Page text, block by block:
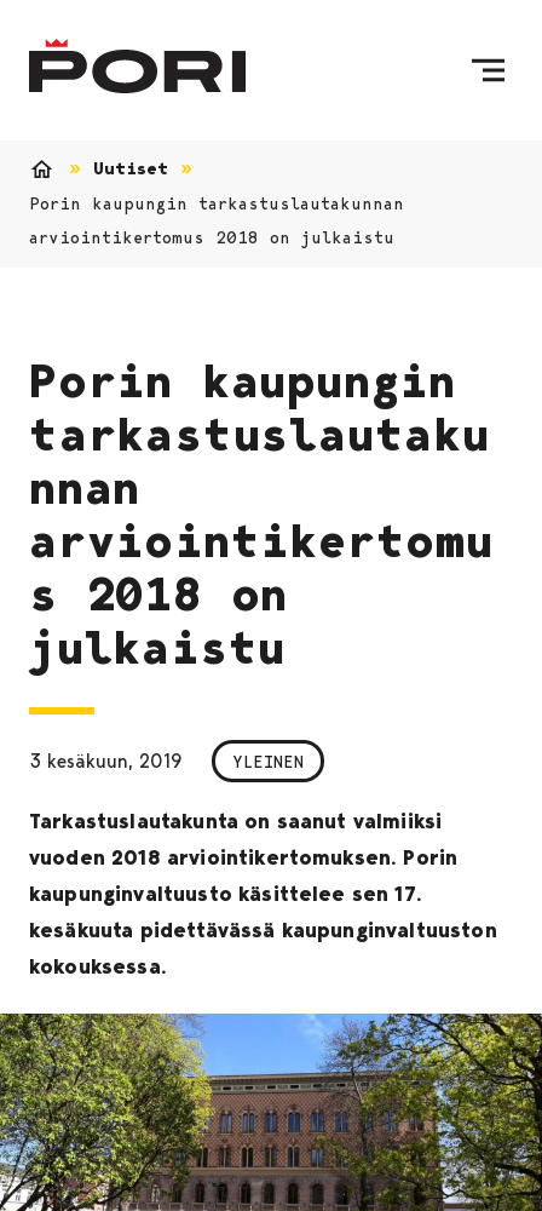
Uutiset
Porin kaupungin tarkastuslautakunnan
arviointikertomus 2018 on julkaistu
Porin kaupungin
tarkastuslautaku
nnan
arviointikertomu
s 2018 on
julkaistu
3 kesäkuun, 2019 YLEINEN
Tarkastuslautakunta on saanut valmiiksi
vuoden 2018 arviointikertomuksen. Porin
kaupunginvaltuusto käsittelee sen 17.
kesäkuuta pidettävässä kaupunginvaltuuston
kokouksessa.